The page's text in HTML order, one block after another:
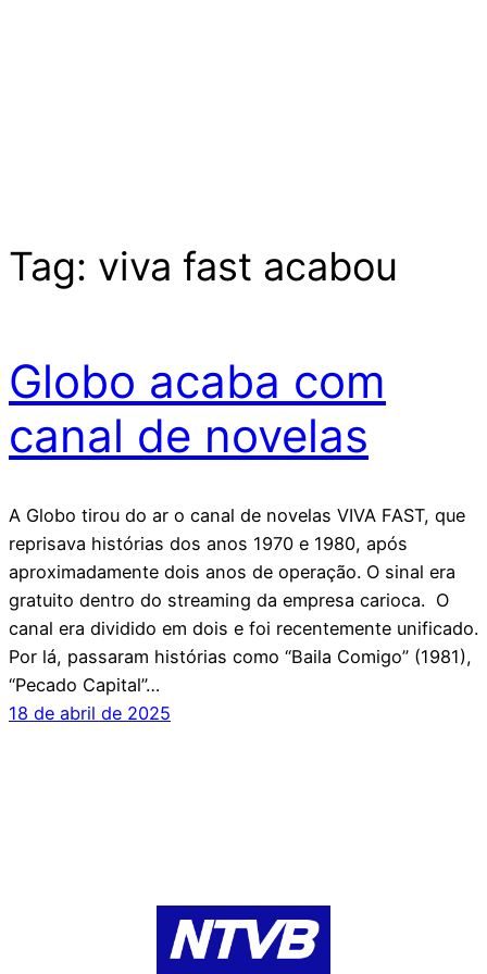
Tag: viva fast acabou
Globo acaba com
canal de novelas
A Globo tirou do ar o canal de novelas VIVA FAST, que
reprisava histórias dos anos 1970 e 1980, após
aproximadamente dois anos de operação. O sinal era
gratuito dentro do streaming da empresa carioca. O
canal era dividido em dois e foi recentemente unificado.
Por lá, passaram histórias como “Baila Comigo” (1981),
“Pecado Capital”…
18 de abril de 2025